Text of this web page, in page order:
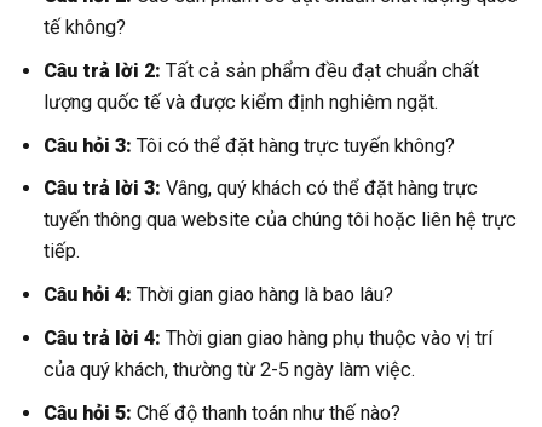
tế không?
Câu trả lời 2: Tất cả sản phẩm đều đạt chuẩn chất
lượng quốc tế và được kiểm định nghiêm ngặt.
Câu hỏi 3: Tôi có thể đặt hàng trực tuyến không?
Câu trả lời 3: Vâng, quý khách có thể đặt hàng trực
tuyến thông qua website của chúng tôi hoặc liên hệ trực
tiếp.
Câu hỏi 4: Thời gian giao hàng là bao lâu?
Câu trả lời 4: Thời gian giao hàng phụ thuộc vào vị trí
của quý khách, thường từ 2-5 ngày làm việc.
Câu hỏi 5: Chế độ thanh toán như thế nào?